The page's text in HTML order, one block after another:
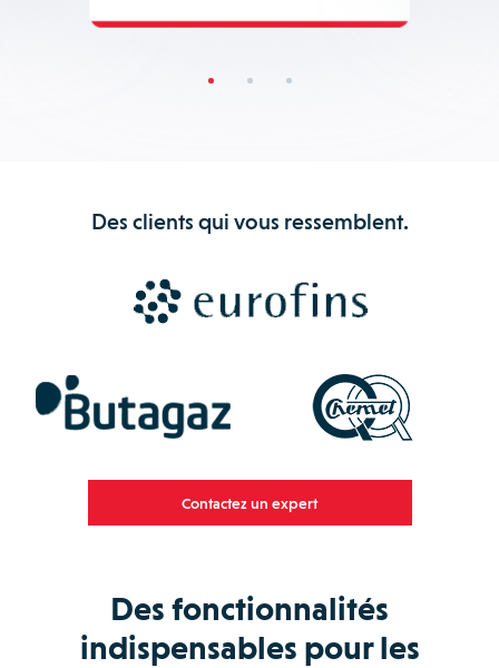
Des clients qui vous ressemblent.
Contactez un expert
Des fonctionnalités
indispensables pour les